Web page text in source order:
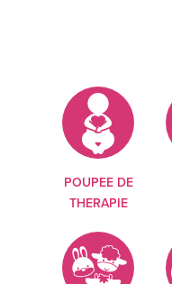
POUPEE DE
THERAPIE